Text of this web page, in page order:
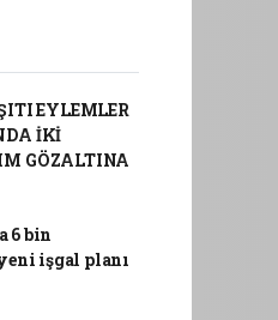
EYLEMLER
İKİ
GÖZALTINA
6 bin
işgal planı